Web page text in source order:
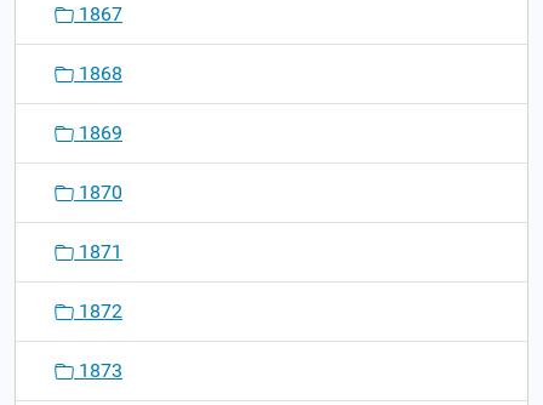
1867
1868
1869
1870
1871
1872
1873